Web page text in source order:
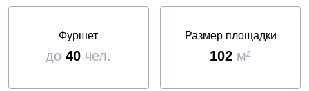
Фуршет
до40 чел.
Размер площадки
102 м²